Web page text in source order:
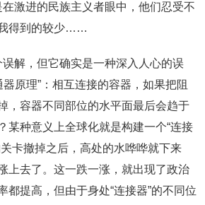
在激进的民族主义者眼中，他们忍受不
得到的较少……
误解，但它确实是一种深入人心的误
原理”：相互连接的容器，如果把阻
，容器不同部位的水平面最后会趋于
某种意义上全球化就是构建一个“连接
卡撤掉之后，高处的水哗哗就下来
上去了。这一跌一涨，就出现了政治
都提高，但由于身处“连接器”的不同位